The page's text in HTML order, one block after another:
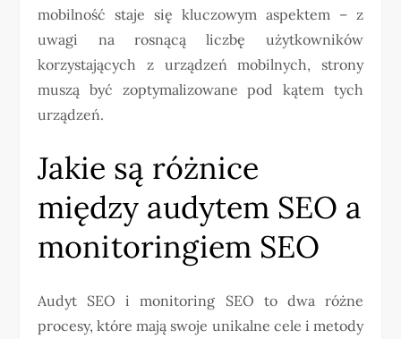
mobilność staje się kluczowym aspektem – z
uwagi na rosnącą liczbę użytkowników
korzystających z urządzeń mobilnych, strony
muszą być zoptymalizowane pod kątem tych
urządzeń.
Jakie są różnice
między audytem SEO a
monitoringiem SEO
Audyt SEO i monitoring SEO to dwa różne
procesy, które mają swoje unikalne cele i metody